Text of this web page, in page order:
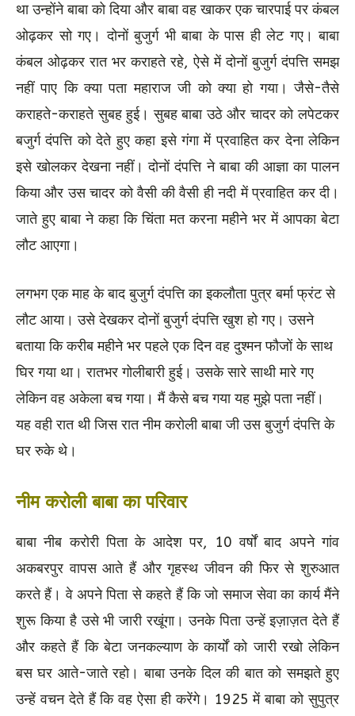
था उन्होंने बाबा को दिया और बाबा वह खाकर एक चारपाई पर कंबल
ओढ़कर सो गए। दोनों बुजुर्ग भी बाबा के पास ही लेट गए। बाबा
कंबल ओढ़कर रात भर कराहते रहे, ऐसे में दोनों बुजुर्ग दंपत्ति समझ
नहीं पाए कि क्या पता महाराज जी को क्या हो गया। जैसे-तैसे
कराहते-कराहते सुबह हुई। सुबह बाबा उठे और चादर को लपेटकर
बजुर्ग दंपत्ति को देते हुए कहा इसे गंगा में प्रवाहित कर देना लेकिन
इसे खोलकर देखना नहीं। दोनों दंपत्ति ने बाबा की आज्ञा का पालन
किया और उस चादर को वैसी की वैसी ही नदी में प्रवाहित कर दी।
जाते हुए बाबा ने कहा कि चिंता मत करना महीने भर में आपका बेटा
लौट आएगा।
लगभग एक माह के बाद बुजुर्ग दंपत्ति का इकलौता पुत्र बर्मा फ्रंट से
लौट आया। उसे देखकर दोनों बुजुर्ग दंपत्ति खुश हो गए। उसने
बताया कि करीब महीने भर पहले एक दिन वह दुश्मन फौजों के साथ
घिर गया था। रातभर गोलीबारी हुई। उसके सारे साथी मारे गए
लेकिन वह अकेला बच गया। मैं कैसे बच गया यह मुझे पता नहीं।
यह वही रात थी जिस रात नीम करोली बाबा जी उस बुजुर्ग दंपत्ति के
घर रुके थे।
नीम करोली बाबा का परिवार
बाबा नीब करोरी पिता के आदेश पर, 10 वर्षों बाद अपने गांव
अकबरपुर वापस आते हैं और गृहस्थ जीवन की फिर से शुरुआत
करते हैं। वे अपने पिता से कहते हैं कि जो समाज सेवा का कार्य मैंने
शुरू किया है उसे भी जारी रखूंगा। उनके पिता उन्हें इज़ाज़त देते हैं
और कहते हैं कि बेटा जनकल्याण के कार्यों को जारी रखो लेकिन
बस घर आते-जाते रहो। बाबा उनके दिल की बात को समझते हुए
उन्हें वचन देते हैं कि वह ऐसा ही करेंगे। 1925 में बाबा को सुपुत्र